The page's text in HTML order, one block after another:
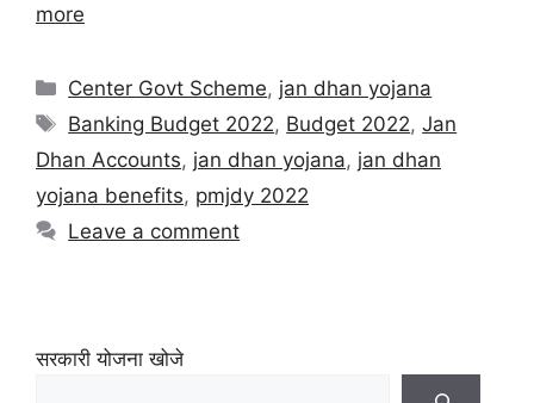
more
Center Govt Scheme, jan dhan yojana
Banking Budget 2022, Budget 2022,Jan
Dhan Accounts, jan dhan yojana, jan dhan
yojana benefits, pmjdy 2022
Leave a comment
सरकारी योजना खोजे